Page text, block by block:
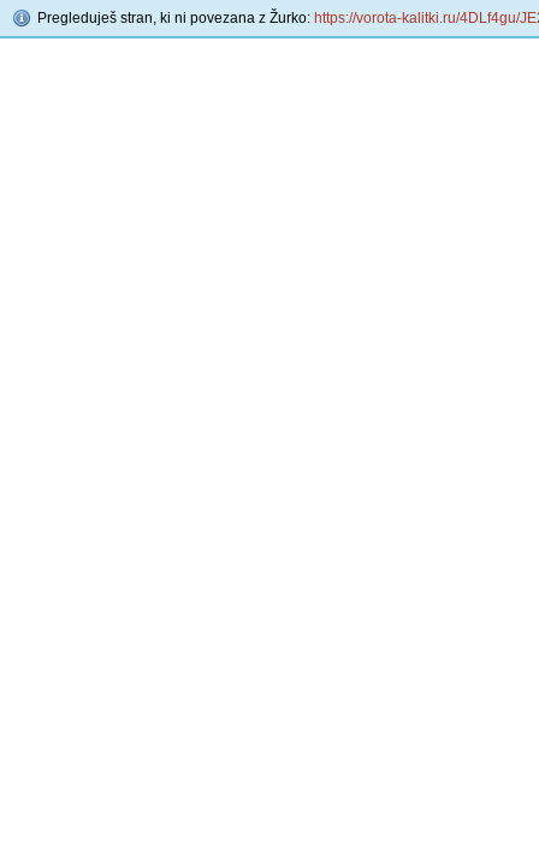
Pregleduješ stran, ki ni povezana z Žurko: https://vorota-kalitki.ru/4DLf4gu/